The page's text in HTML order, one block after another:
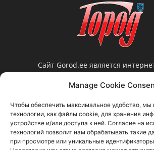
Manage Cookie
Чтобы обеспечить максимальное удобство, мы
технологии, как файлы cookie, для хранения
устройстве и/или доступа к ней. Согласие на
технологий позволит нам обрабатывать такие
при просмотре или уникальные
Сайт Gorod.ee является
Редакция не несет
рекламных объявлениях и не
справочной
Свяжитесь с нами: